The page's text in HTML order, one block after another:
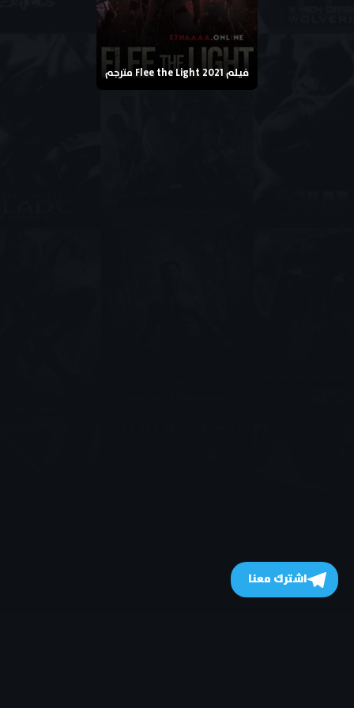
فيلم Flee the Light 2021 مترجم
اشترك معنا